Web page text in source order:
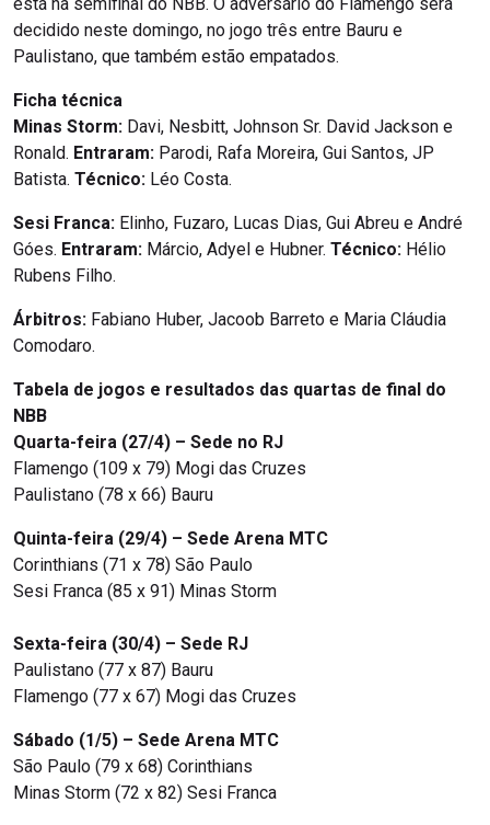
decidido neste domingo, no jogo três entre Bauru e
Paulistano, que também estão empatados.
Ficha técnica
Minas Storm: Davi, Nesbitt, Johnson Sr. David Jackson e
Ronald. Entraram: Parodi, Rafa Moreira, Gui Santos, JP
Batista. Técnico: Léo Costa.
Sesi Franca: Elinho, Fuzaro, Lucas Dias, Gui Abreu e André
Góes. Entraram: Márcio, Adyel e Hubner. Técnico: Hélio
Rubens Filho.
Árbitros: Fabiano Huber, Jacoob Barreto e Maria Cláudia
Comodaro.
Tabela de jogos e resultados das quartas de final do
NBB
Quarta-feira (27/4) – Sede no RJ
Flamengo (109 x 79) Mogi das Cruzes
Paulistano (78 x 66) Bauru
Quinta-feira (29/4) – Sede Arena MTC
Corinthians (71 x 78) São Paulo
Sesi Franca (85 x 91) Minas Storm
Sexta-feira (30/4) – Sede RJ
Paulistano (77 x 87) Bauru
Flamengo (77 x 67) Mogi das Cruzes
Sábado (1/5) – Sede Arena MTC
São Paulo (79 x 68) Corinthians
Minas Storm (72 x 82) Sesi Franca